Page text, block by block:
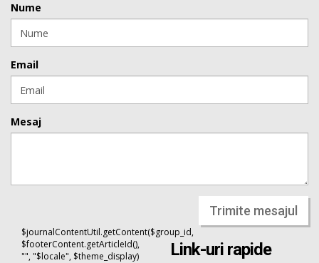
Nume
Email
Mesaj
Trimite mesajul
$journalContentUtil.getContent($group_id,
$footerContent.getArticleId(),
"", "$locale", $theme_display)
Link-uri rapide